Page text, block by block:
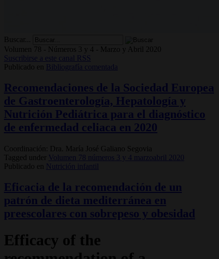
Buscar...
Volumen 78 - Números 3 y 4 - Marzo y Abril 2020
Suscribirse a este canal RSS
Publicado en
Bibliografía comentada
Recomendaciones de la Sociedad Europea
de Gastroenterología, Hepatología y
Nutrición Pediátrica para el diagnóstico
de enfermedad celiaca en 2020
Coordinación: Dra. María José Galiano Segovia
Tagged under
Volumen 78 números 3 y 4 marzoabril 2020
Publicado en
Nutrición infantil
Eficacia de la recomendación de un
patrón de dieta mediterránea en
preescolares con sobrepeso y obesidad
Efficacy of the